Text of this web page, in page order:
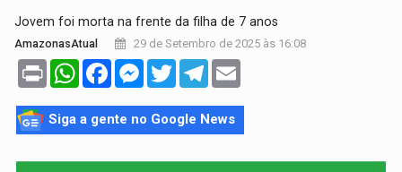
Jovem foi morta na frente da filha de 7 anos
AmazonasAtual 29 de Setembro de 2025 às 16:08
Print WhatsAppFacebookMessenger
TwitterTelegram
Siga a gente no Google News